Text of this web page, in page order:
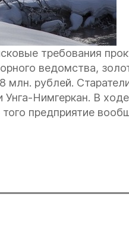
требования
ведомства,
рублей.
Унга-Нимгеркан. В
предприятие